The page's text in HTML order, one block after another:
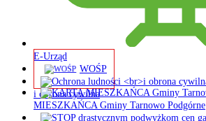
E-Urząd
WOŚP
i obrona cywilna
MIESZKAŃCA Gminy Tarnowo Podgórne